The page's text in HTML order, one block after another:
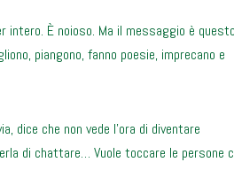
intero. È noioso. Ma il messaggio è
piangono, fanno poesie, imprecano e
dice che non vede l’ora di diventare
di chattare… Vuole toccare le persone